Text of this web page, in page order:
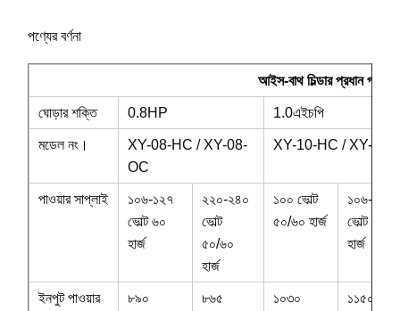
পণ্যের বর্ণনা
আইস-বাথ চিল্ডার প্রধান
ঘোড়ার শক্তি 0.8HP 1.0এইচপি
মডেল নং।
XY-08-HC / XY-08-
OC
XY-10-HC / XY-10-
পাওয়ার সাপ্লাই
১০৬-১২৭
ভোল্ট ৬০
হার্জ
২২০-২৪০
ভোল্ট
৫০/৬০
হার্জ
১০০ ভোল্ট
৫০/৬০ হার্জ
১০৬-১২৭
ভোল্ট ৬০
হার্জ
ইনপুট পাওয়ার
৮৯০
৮৬৫
১০৩০
১১৫০